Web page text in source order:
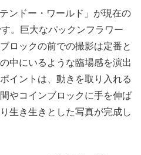
ンドー・ワールド」が現在の
。巨大なパックンフラワー
ロックの前での撮影は定番と
中にいるような臨場感を演出
イントは、動きを取り入れる
やコインブロックに手を伸ば
生き生きとした写真が完成し